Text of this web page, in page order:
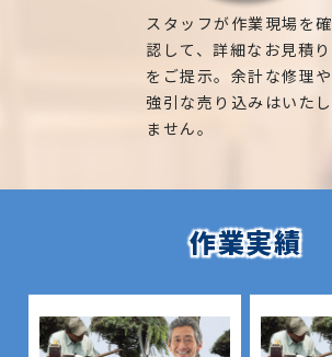
スタッフが作業現場を確
認して、詳細なお見積り
をご提示。余計な修理や
強引な売り込みはいたし
ません。
作業実績